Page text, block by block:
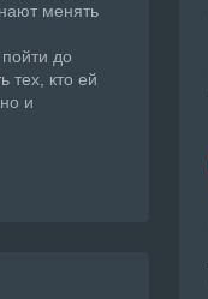
менять
до
тех, кто ей
и